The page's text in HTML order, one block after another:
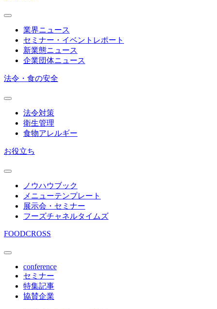
業界ニュース
セミナー・イベントレポート
新業態ニュース
企業団体ニュース
法令・食の安全
法令対策
衛生管理
食物アレルギー
お役立ち
ノウハウブック
メニューテンプレート
展示会・セミナー
フーズチャネルタイムズ
FOODCROSS
conference
セミナー
特集記事
協賛企業